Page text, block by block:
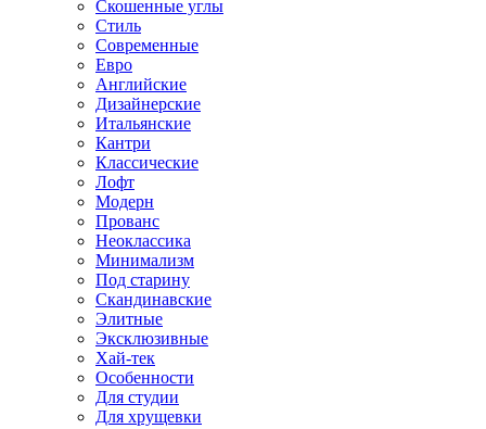
Скошенные углы
Стиль
Современные
Евро
Английские
Дизайнерские
Итальянские
Кантри
Классические
Лофт
Модерн
Прованс
Неоклассика
Минимализм
Под старину
Скандинавские
Элитные
Эксклюзивные
Хай-тек
Особенности
Для студии
Для хрущевки